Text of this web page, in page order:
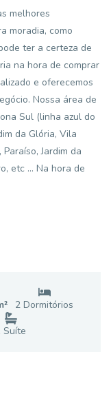
melhores
moradia, como
ter a certeza de
na hora de comprar
e oferecemos
Nossa área de
Sul (linha azul do
da Glória, Vila
Jardim da
etc ... Na hora de
2 Dormitórios
Suíte